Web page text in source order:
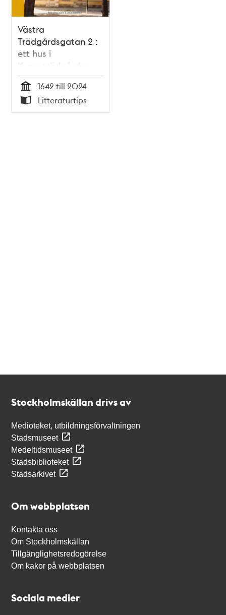
Västra
Trädgårdsgatan 2 :
ett hus i
Kungsträdgården
Tid
1642 till 2024
Typ
Litteraturtips
Stockholmskällan drivs av
Medioteket, utbildningsförvaltningen
Stadsmuseet
Medeltidsmuseet
Stadsbiblioteket
Stadsarkivet
Om webbplatsen
Kontakta oss
Om Stockholmskällan
Tillgänglighetsredogörelse
Om kakor på webbplatsen
Sociala medier